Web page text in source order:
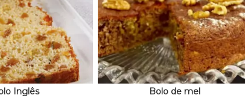
Inglês Bolo de mel